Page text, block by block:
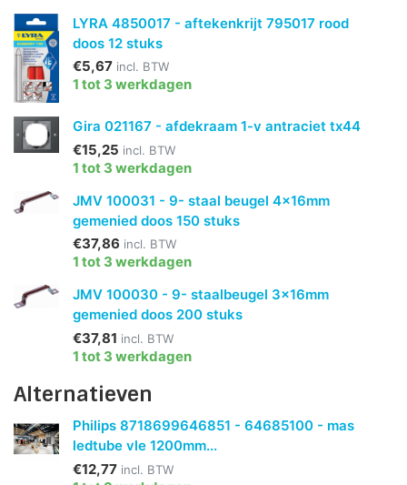
LYRA 4850017 - aftekenkrijt 795017 rood
doos 12 stuks
€5,67 incl. BTW
1 tot 3 werkdagen
Gira 021167 - afdekraam 1-v antraciet tx44
€15,25 incl. BTW
1 tot 3 werkdagen
JMV 100031 - 9- staal beugel 4x16mm
gemenied doos 150 stuks
€37,86 incl. BTW
1 tot 3 werkdagen
JMV 100030 - 9- staalbeugel 3x16mm
gemenied doos 200 stuks
€37,81 incl. BTW
1 tot 3 werkdagen
Alternatieven
Philips 8718699646851 - 64685100 - mas
ledtube vle 1200mm...
€12,77 incl. BTW